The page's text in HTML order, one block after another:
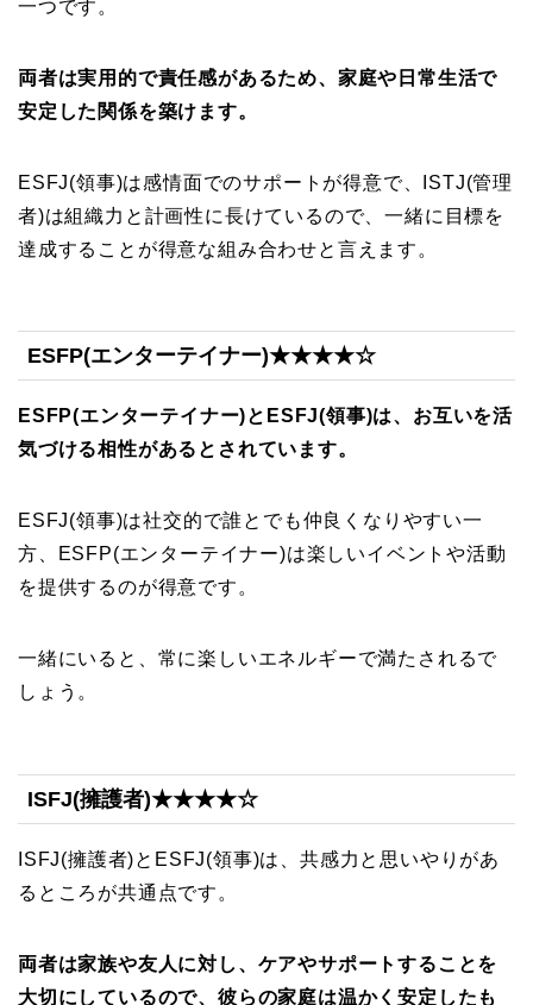
一つです。
両者は実用的で責任感があるため、家庭や日常生活で
安定した関係を築けます。
ESFJ(領事)は感情面でのサポートが得意で、ISTJ(管理
者)は組織力と計画性に長けているので、一緒に目標を
達成することが得意な組み合わせと言えます。
ESFP(エンターテイナー)★★★★☆
ESFP(エンターテイナー)とESFJ(領事)は、お互いを活
気づける相性があるとされています。
ESFJ(領事)は社交的で誰とでも仲良くなりやすい一
方、ESFP(エンターテイナー)は楽しいイベントや活動
を提供するのが得意です。
一緒にいると、常に楽しいエネルギーで満たされるで
しょう。
ISFJ(擁護者)★★★★☆
ISFJ(擁護者)とESFJ(領事)は、共感力と思いやりがあ
るところが共通点です。
両者は家族や友人に対し、ケアやサポートすることを
大切にしているので、彼らの家庭は温かく安定したも